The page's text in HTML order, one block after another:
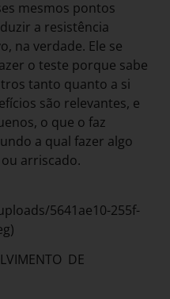
mesmos pontos
a resistência
na verdade. Ele se
o teste porque sabe
tanto quanto a si
são relevantes, e
o que o faz
a qual fazer algo
arriscado.
5641ae10-255f-
DE